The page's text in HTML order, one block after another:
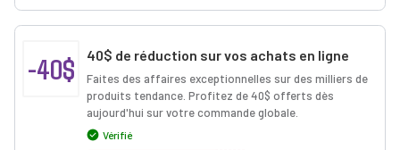
-40$ 40$ de réduction sur vos achats en ligne
Faites des affaires exceptionnelles sur des milliers de
produits tendance. Profitez de 40$ offerts dès
aujourd'hui sur votre commande globale.
Vérifié